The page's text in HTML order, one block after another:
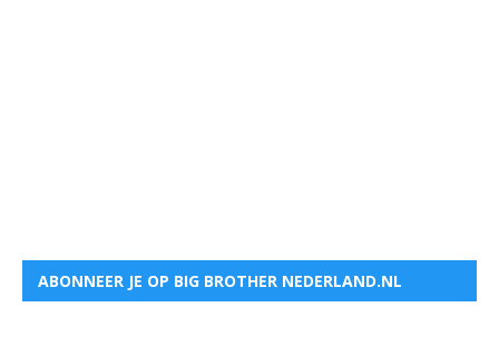
ABONNEER JE OP BIG BROTHER NEDERLAND.NL